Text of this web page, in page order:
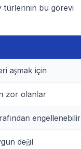
türlerinin bu görevi
aşmak için
zor olanlar
engellenebilir
değil